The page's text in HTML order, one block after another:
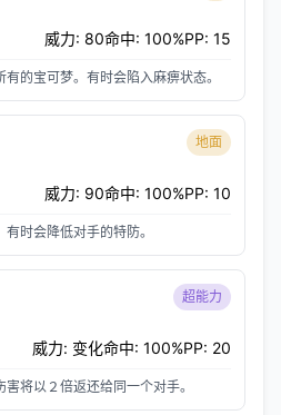
威力: 80命中: 100%PP: 15
的宝可梦。有时会陷入麻痹状态。
地面
威力: 90命中: 100%PP: 10
时会降低对手的特防。
超能力
威力: 变化命中: 100%PP: 20
将以２倍返还给同一个对手。